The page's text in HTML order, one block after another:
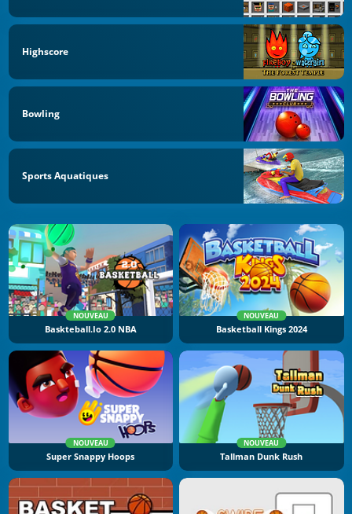
Highscore
Bowling
Sports Aquatiques
NOUVEAU
Baskteball.io 2.0 NBA
NOUVEAU
Basketball Kings 2024
NOUVEAU
Super Snappy Hoops
NOUVEAU
Tallman Dunk Rush